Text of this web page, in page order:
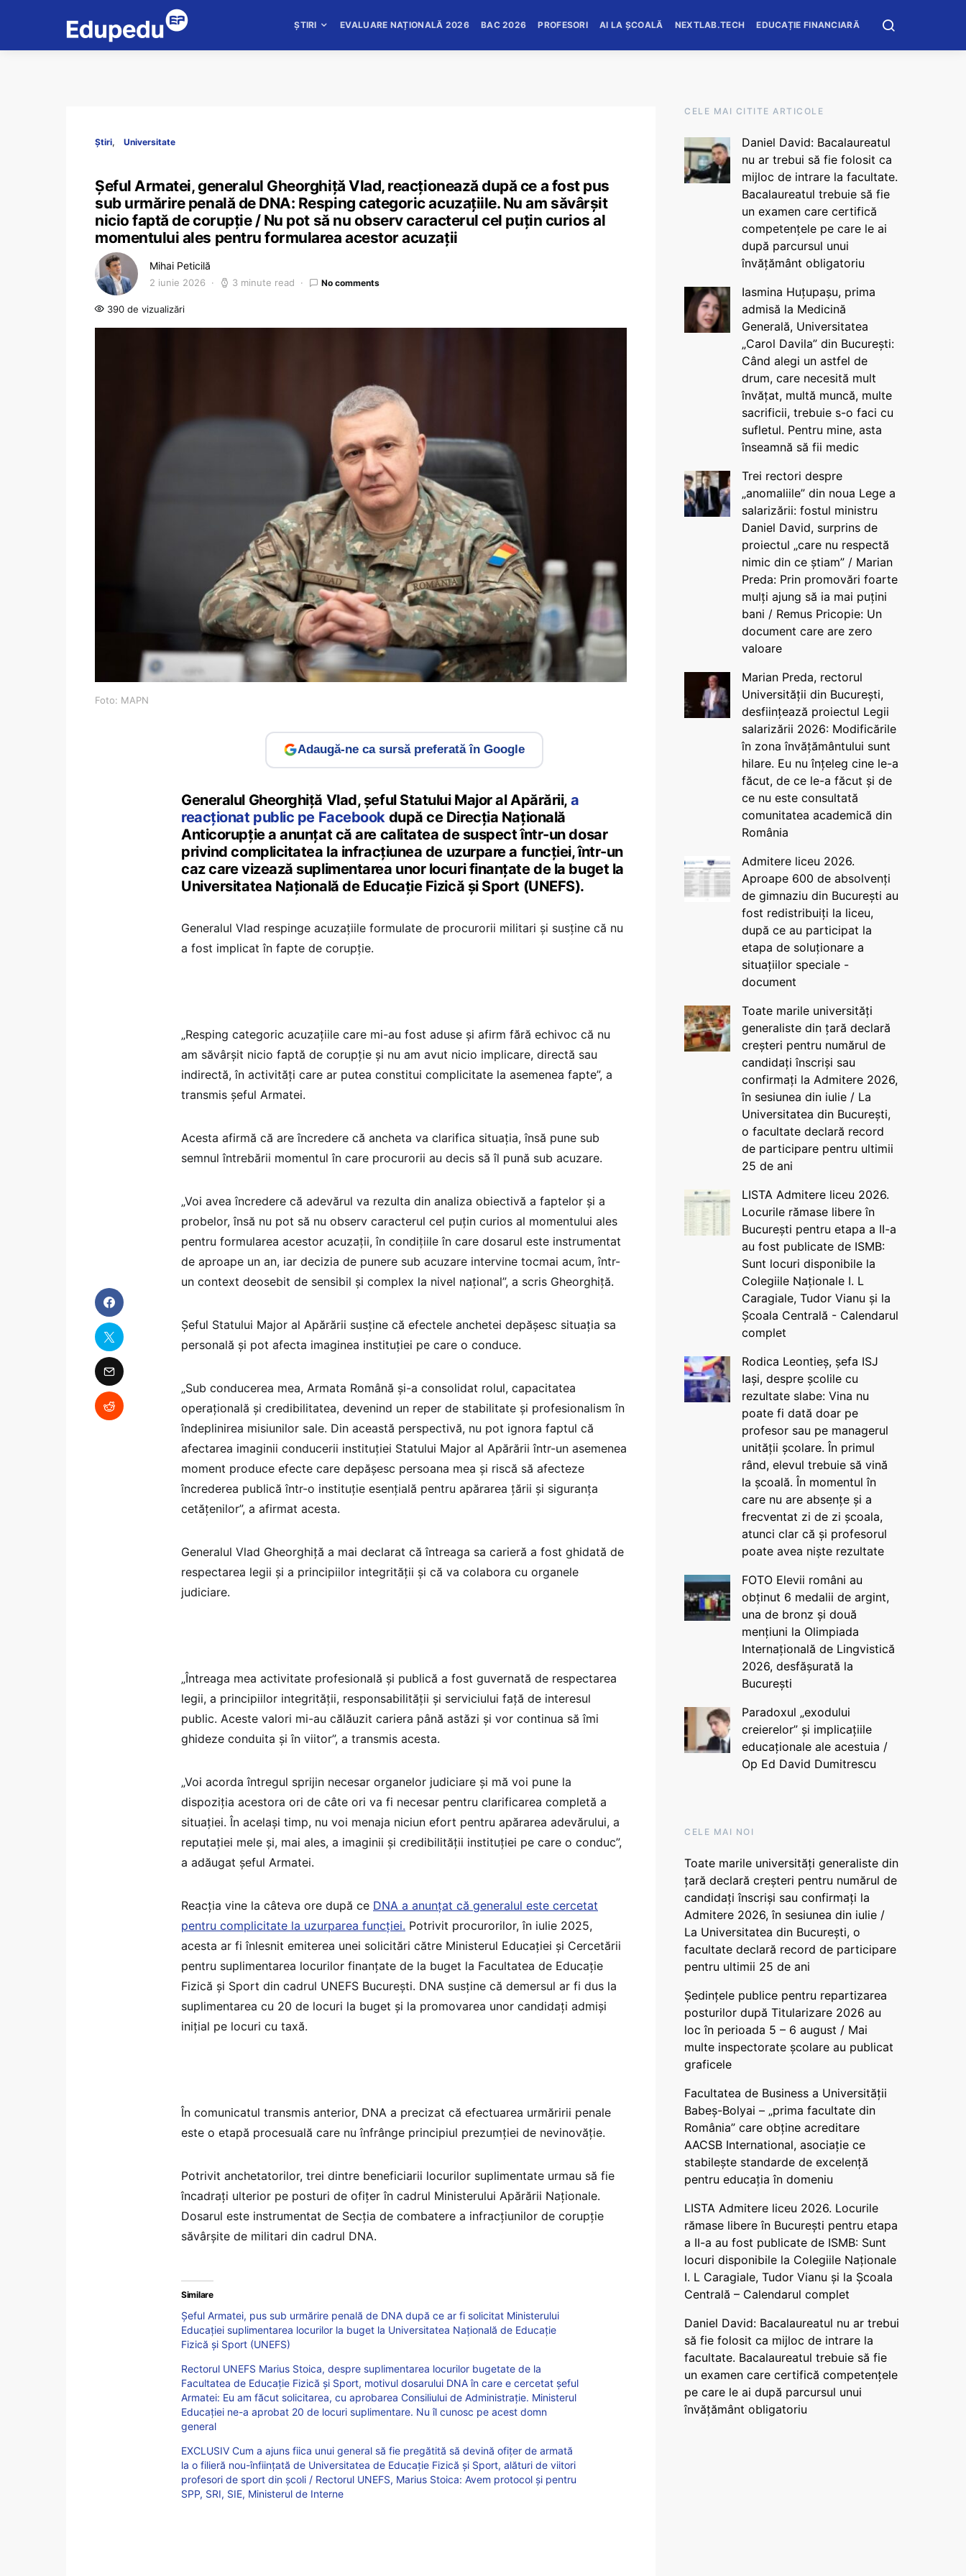
ȘTIRI EVALUARE NAȚIONALĂ 2026 BAC 2026 PROFESORI AI LA ȘCOALĂ NEXTLAB.TECH EDUCAȚIE FINANCIARĂ
Știri Universitate
Șeful Armatei, generalul Gheorghiță Vlad, reacționează după ce a fost pus
sub urmărire penală de DNA: Resping categoric acuzațiile. Nu am săvârșit
nicio faptă de corupție / Nu pot să nu observ caracterul cel puțin curios al
momentului ales pentru formularea acestor acuzații
Mihai Peticilă
2 iunie 2026 3 minute read No comments
390 de vizualizări
Foto: MAPN
Adaugă-ne ca sursă preferată în Google
Generalul Gheorghiță Vlad, șeful Statului Major al Apărării, a
reacționat public pe Facebook după ce Direcția Națională
Anticorupție a anunțat că are calitatea de suspect într-un dosar
privind complicitatea la infracțiunea de uzurpare a funcției, într-un
caz care vizează suplimentarea unor locuri finanțate de la buget la
Universitatea Națională de Educație Fizică și Sport (UNEFS).
Generalul Vlad respinge acuzațiile formulate de procurorii militari și susține că nu
a fost implicat în fapte de corupție.
„Resping categoric acuzațiile care mi-au fost aduse și afirm fără echivoc că nu
am săvârșit nicio faptă de corupție și nu am avut nicio implicare, directă sau
indirectă, în activități care ar putea constitui complicitate la asemenea fapte”, a
transmis șeful Armatei.
Acesta afirmă că are încredere că ancheta va clarifica situația, însă pune sub
semnul întrebării momentul în care procurorii au decis să îl pună sub acuzare.
„Voi avea încredere că adevărul va rezulta din analiza obiectivă a faptelor și a
probelor, însă nu pot să nu observ caracterul cel puțin curios al momentului ales
pentru formularea acestor acuzații, în condițiile în care dosarul este instrumentat
de aproape un an, iar decizia de punere sub acuzare intervine tocmai acum, într-
un context deosebit de sensibil și complex la nivel național”, a scris Gheorghiță.
Șeful Statului Major al Apărării susține că efectele anchetei depășesc situația sa
personală și pot afecta imaginea instituției pe care o conduce.
„Sub conducerea mea, Armata Română și-a consolidat rolul, capacitatea
operațională și credibilitatea, devenind un reper de stabilitate și profesionalism în
îndeplinirea misiunilor sale. Din această perspectivă, nu pot ignora faptul că
afectarea imaginii conducerii instituției Statului Major al Apărării într-un asemenea
moment produce efecte care depășesc persoana mea și riscă să afecteze
încrederea publică într-o instituție esențială pentru apărarea țării și siguranța
cetățenilor”, a afirmat acesta.
Generalul Vlad Gheorghiță a mai declarat că întreaga sa carieră a fost ghidată de
respectarea legii și a principiilor integrității și că va colabora cu organele
judiciare.
„Întreaga mea activitate profesională și publică a fost guvernată de respectarea
legii, a principiilor integrității, responsabilității și serviciului față de interesul
public. Aceste valori mi-au călăuzit cariera până astăzi și vor continua să îmi
ghideze conduita și în viitor”, a transmis acesta.
„Voi acorda întregul sprijin necesar organelor judiciare și mă voi pune la
dispoziția acestora ori de câte ori va fi necesar pentru clarificarea completă a
situației. În același timp, nu voi menaja niciun efort pentru apărarea adevărului, a
reputației mele și, mai ales, a imaginii și credibilității instituției pe care o conduc”,
a adăugat șeful Armatei.
Reacția vine la câteva ore după ce DNA a anunțat că generalul este cercetat
pentru complicitate la uzurparea funcției. Potrivit procurorilor, în iulie 2025,
acesta ar fi înlesnit emiterea unei solicitări către Ministerul Educației și Cercetării
pentru suplimentarea locurilor finanțate de la buget la Facultatea de Educație
Fizică și Sport din cadrul UNEFS București. DNA susține că demersul ar fi dus la
suplimentarea cu 20 de locuri la buget și la promovarea unor candidați admiși
inițial pe locuri cu taxă.
În comunicatul transmis anterior, DNA a precizat că efectuarea urmăririi penale
este o etapă procesuală care nu înfrânge principiul prezumției de nevinovăție.
Potrivit anchetatorilor, trei dintre beneficiarii locurilor suplimentate urmau să fie
încadrați ulterior pe posturi de ofițer în cadrul Ministerului Apărării Naționale.
Dosarul este instrumentat de Secția de combatere a infracțiunilor de corupție
săvârșite de militari din cadrul DNA.
Similare
Șeful Armatei, pus sub urmărire penală de DNA după ce ar fi solicitat Ministerului
Educației suplimentarea locurilor la buget la Universitatea Națională de Educație
Fizică și Sport (UNEFS)
Rectorul UNEFS Marius Stoica, despre suplimentarea locurilor bugetate de la
Facultatea de Educație Fizică și Sport, motivul dosarului DNA în care e cercetat șeful
Armatei: Eu am făcut solicitarea, cu aprobarea Consiliului de Administrație. Ministerul
Educației ne-a aprobat 20 de locuri suplimentare. Nu îl cunosc pe acest domn
general
EXCLUSIV Cum a ajuns fiica unui general să fie pregătită să devină ofițer de armată
la o filieră nou-înființată de Universitatea de Educație Fizică și Sport, alături de viitori
profesori de sport din școli / Rectorul UNEFS, Marius Stoica: Avem protocol și pentru
SPP, SRI, SIE, Ministerul de Interne
CELE MAI CITITE ARTICOLE
Daniel David: Bacalaureatul
nu ar trebui să fie folosit ca
mijloc de intrare la facultate.
Bacalaureatul trebuie să fie
un examen care certifică
competențele pe care le ai
după parcursul unui
învățământ obligatoriu
Iasmina Huțupașu, prima
admisă la Medicină
Generală, Universitatea
„Carol Davila” din București:
Când alegi un astfel de
drum, care necesită mult
învățat, multă muncă, multe
sacrificii, trebuie s-o faci cu
sufletul. Pentru mine, asta
înseamnă să fii medic
Trei rectori despre
„anomaliile” din noua Lege a
salarizării: fostul ministru
Daniel David, surprins de
proiectul „care nu respectă
nimic din ce știam” / Marian
Preda: Prin promovări foarte
mulți ajung să ia mai puțini
bani / Remus Pricopie: Un
document care are zero
valoare
Marian Preda, rectorul
Universității din București,
desființează proiectul Legii
salarizării 2026: Modificările
în zona învățământului sunt
hilare. Eu nu înțeleg cine le-a
făcut, de ce le-a făcut și de
ce nu este consultată
comunitatea academică din
România
Admitere liceu 2026.
Aproape 600 de absolvenți
de gimnaziu din București au
fost redistribuiți la liceu,
după ce au participat la
etapa de soluționare a
situațiilor speciale -
document
Toate marile universități
generaliste din țară declară
creșteri pentru numărul de
candidați înscriși sau
confirmați la Admitere 2026,
în sesiunea din iulie / La
Universitatea din București,
o facultate declară record
de participare pentru ultimii
25 de ani
LISTA Admitere liceu 2026.
Locurile rămase libere în
București pentru etapa a II-a
au fost publicate de ISMB:
Sunt locuri disponibile la
Colegiile Naționale I. L
Caragiale, Tudor Vianu și la
Școala Centrală - Calendarul
complet
Rodica Leontieș, șefa ISJ
Iași, despre școlile cu
rezultate slabe: Vina nu
poate fi dată doar pe
profesor sau pe managerul
unității școlare. În primul
rând, elevul trebuie să vină
la școală. În momentul în
care nu are absențe și a
frecventat zi de zi școala,
atunci clar că și profesorul
poate avea niște rezultate
FOTO Elevii români au
obținut 6 medalii de argint,
una de bronz și două
mențiuni la Olimpiada
Internațională de Lingvistică
2026, desfășurată la
București
Paradoxul „exodului
creierelor” și implicațiile
educaționale ale acestuia /
Op Ed David Dumitrescu
CELE MAI NOI
Toate marile universități generaliste din
țară declară creșteri pentru numărul de
candidați înscriși sau confirmați la
Admitere 2026, în sesiunea din iulie /
La Universitatea din București, o
facultate declară record de participare
pentru ultimii 25 de ani
Ședințele publice pentru repartizarea
posturilor după Titularizare 2026 au
loc în perioada 5 – 6 august / Mai
multe inspectorate școlare au publicat
graficele
Facultatea de Business a Universității
Babeș-Bolyai – „prima facultate din
România” care obține acreditare
AACSB International, asociație ce
stabilește standarde de excelență
pentru educația în domeniu
LISTA Admitere liceu 2026. Locurile
rămase libere în București pentru etapa
a II-a au fost publicate de ISMB: Sunt
locuri disponibile la Colegiile Naționale
I. L Caragiale, Tudor Vianu și la Școala
Centrală – Calendarul complet
Daniel David: Bacalaureatul nu ar trebui
să fie folosit ca mijloc de intrare la
facultate. Bacalaureatul trebuie să fie
un examen care certifică competențele
pe care le ai după parcursul unui
învățământ obligatoriu